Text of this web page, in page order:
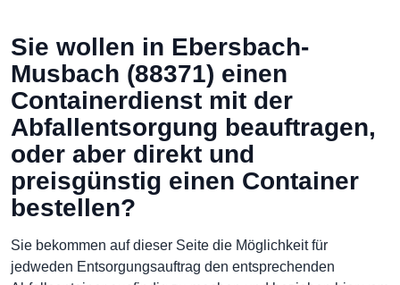
Sie wollen in Ebersbach-
Musbach (88371) einen
Containerdienst mit der
Abfallentsorgung beauftragen,
oder aber direkt und
preisgünstig einen Container
bestellen?
Sie bekommen auf dieser Seite die Möglichkeit für
jedweden Entsorgungsauftrag den entsprechenden